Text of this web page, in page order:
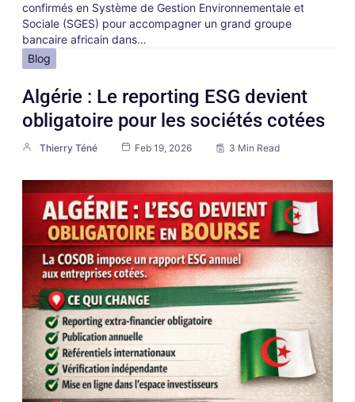
confirmés en Système de Gestion Environnementale et
Sociale (SGES) pour accompagner un grand groupe
bancaire africain dans…
Blog
Algérie : Le reporting ESG devient
obligatoire pour les sociétés cotées
Thierry Téné Feb 19, 2026 3 Min Read